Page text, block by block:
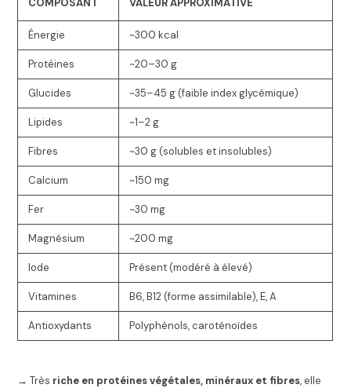
Énergie ~300 kcal
Protéines ~20–30 g
Glucides ~35–45 g (faible index glycémique)
Lipides ~1–2 g
Fibres ~30 g (solubles et insolubles)
Calcium ~150 mg
Fer ~30 mg
Magnésium ~200 mg
Iode Présent (modéré à élevé)
Vitamines B6, B12 (forme assimilable), E, A
Antioxydants Polyphénols, caroténoïdes
→ Très riche en protéines végétales, minéraux et fibres, elle